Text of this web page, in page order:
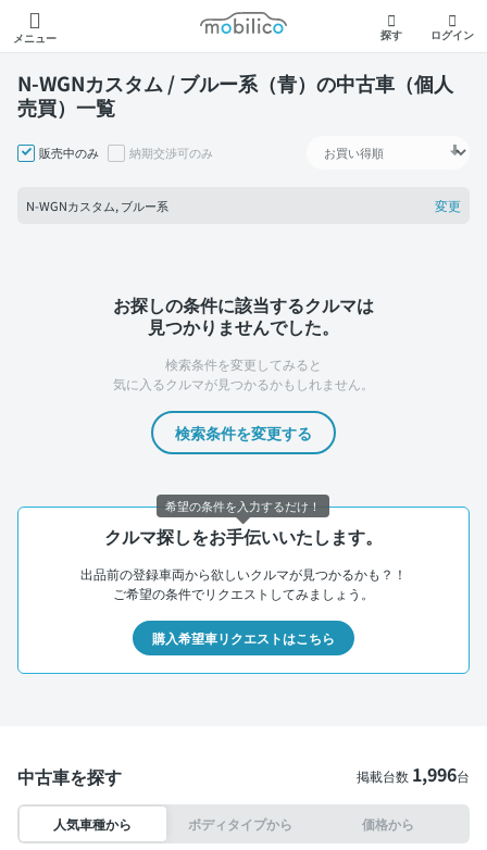
メニュー
モビリコ
探す ログイン
N-WGNカスタム / ブルー系（青）の中古車（個人
売買）一覧
販売中のみ 納期交渉可のみ
N-WGNカスタム, ブルー系 変更
お探しの条件に該当するクルマは
見つかりませんでした。
検索条件を変更してみると
気に入るクルマが見つかるかもしれません。
検索条件を変更する
クルマ探しをお手伝いいたします。
出品前の登録車両から欲しいクルマが見つかるかも？！
ご希望の条件でリクエストしてみましょう。
購入希望車リクエストはこちら
中古車を探す 掲載台数 1,996台
人気車種から ボディタイプから 価格から
希望の条件を入力するだけ！